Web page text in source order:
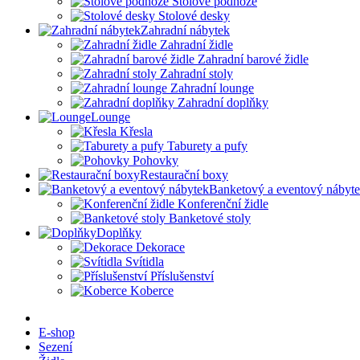
Stolové desky
Zahradní nábytek
Zahradní židle
Zahradní barové židle
Zahradní stoly
Zahradní lounge
Zahradní doplňky
Lounge
Křesla
Taburety a pufy
Pohovky
Restaurační boxy
Banketový a eventový
Konferenční židle
Banketové stoly
Doplňky
Dekorace
Svítidla
Příslušenství
Koberce
E-shop
Sezení